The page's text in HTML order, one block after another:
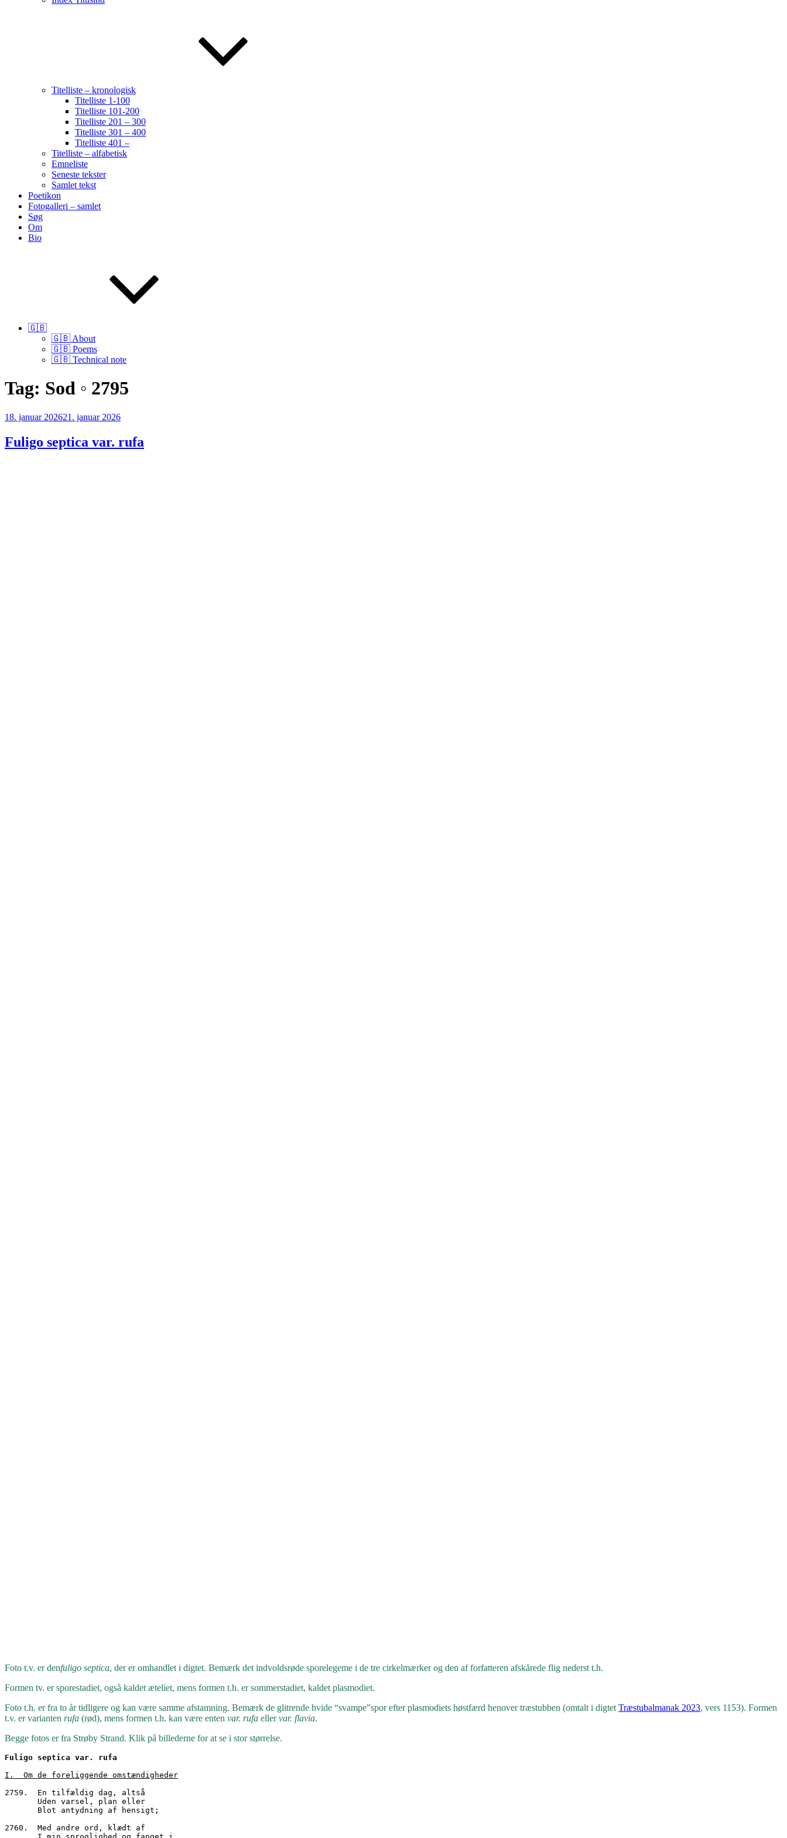
Titelliste – kronologisk
Titelliste 1-100
Titelliste 101-200
Titelliste 201 – 300
Titelliste 301 – 400
Titelliste 401 –
Titelliste – alfabetisk
Emneliste
Seneste tekster
Samlet tekst
Poetikon
Fotogalleri – samlet
Søg
Om
Bio
🇬🇧
🇬🇧 About
🇬🇧 Poems
🇬🇧 Technical note
Tag: Sod ◦ 2795
Udgivet
18. januar 202621. januar 2026
Fuligo septica var. rufa
Foto t.v. er denfuligo septica, der er omhandlet i digtet. Bemærk det indvoldsrøde sporelegeme i de tre cirkelmærker og den af forfatteren afskårede flig nederst t.h.
Formen tv. er sporestadiet, også kaldet æteliet, mens formen t.h. er sommerstadiet, kaldet plasmodiet.
Foto t.h. er fra to år tidligere og kan være samme afstamning. Bemærk de glitrende hvide “svampe”spor efter plasmodiets høstfærd henover træstubben (omtalt i digtet Træstubalmanak 2023, vers 1153). Formen
t.v. er varianten rufa (rød), mens formen t.h. kan være enten var. rufa ellervar. flavia.
Begge fotos er fra Strøby Strand. Klik på billederne for at se i stor størrelse.
Fuligo septica var. rufa
I.  Om de foreliggende omstændigheder
2759.  En tilfældig dag, altså
       Uden varsel, plan eller
       Blot antydning af hensigt;
2760.  Med andre ord, klædt af